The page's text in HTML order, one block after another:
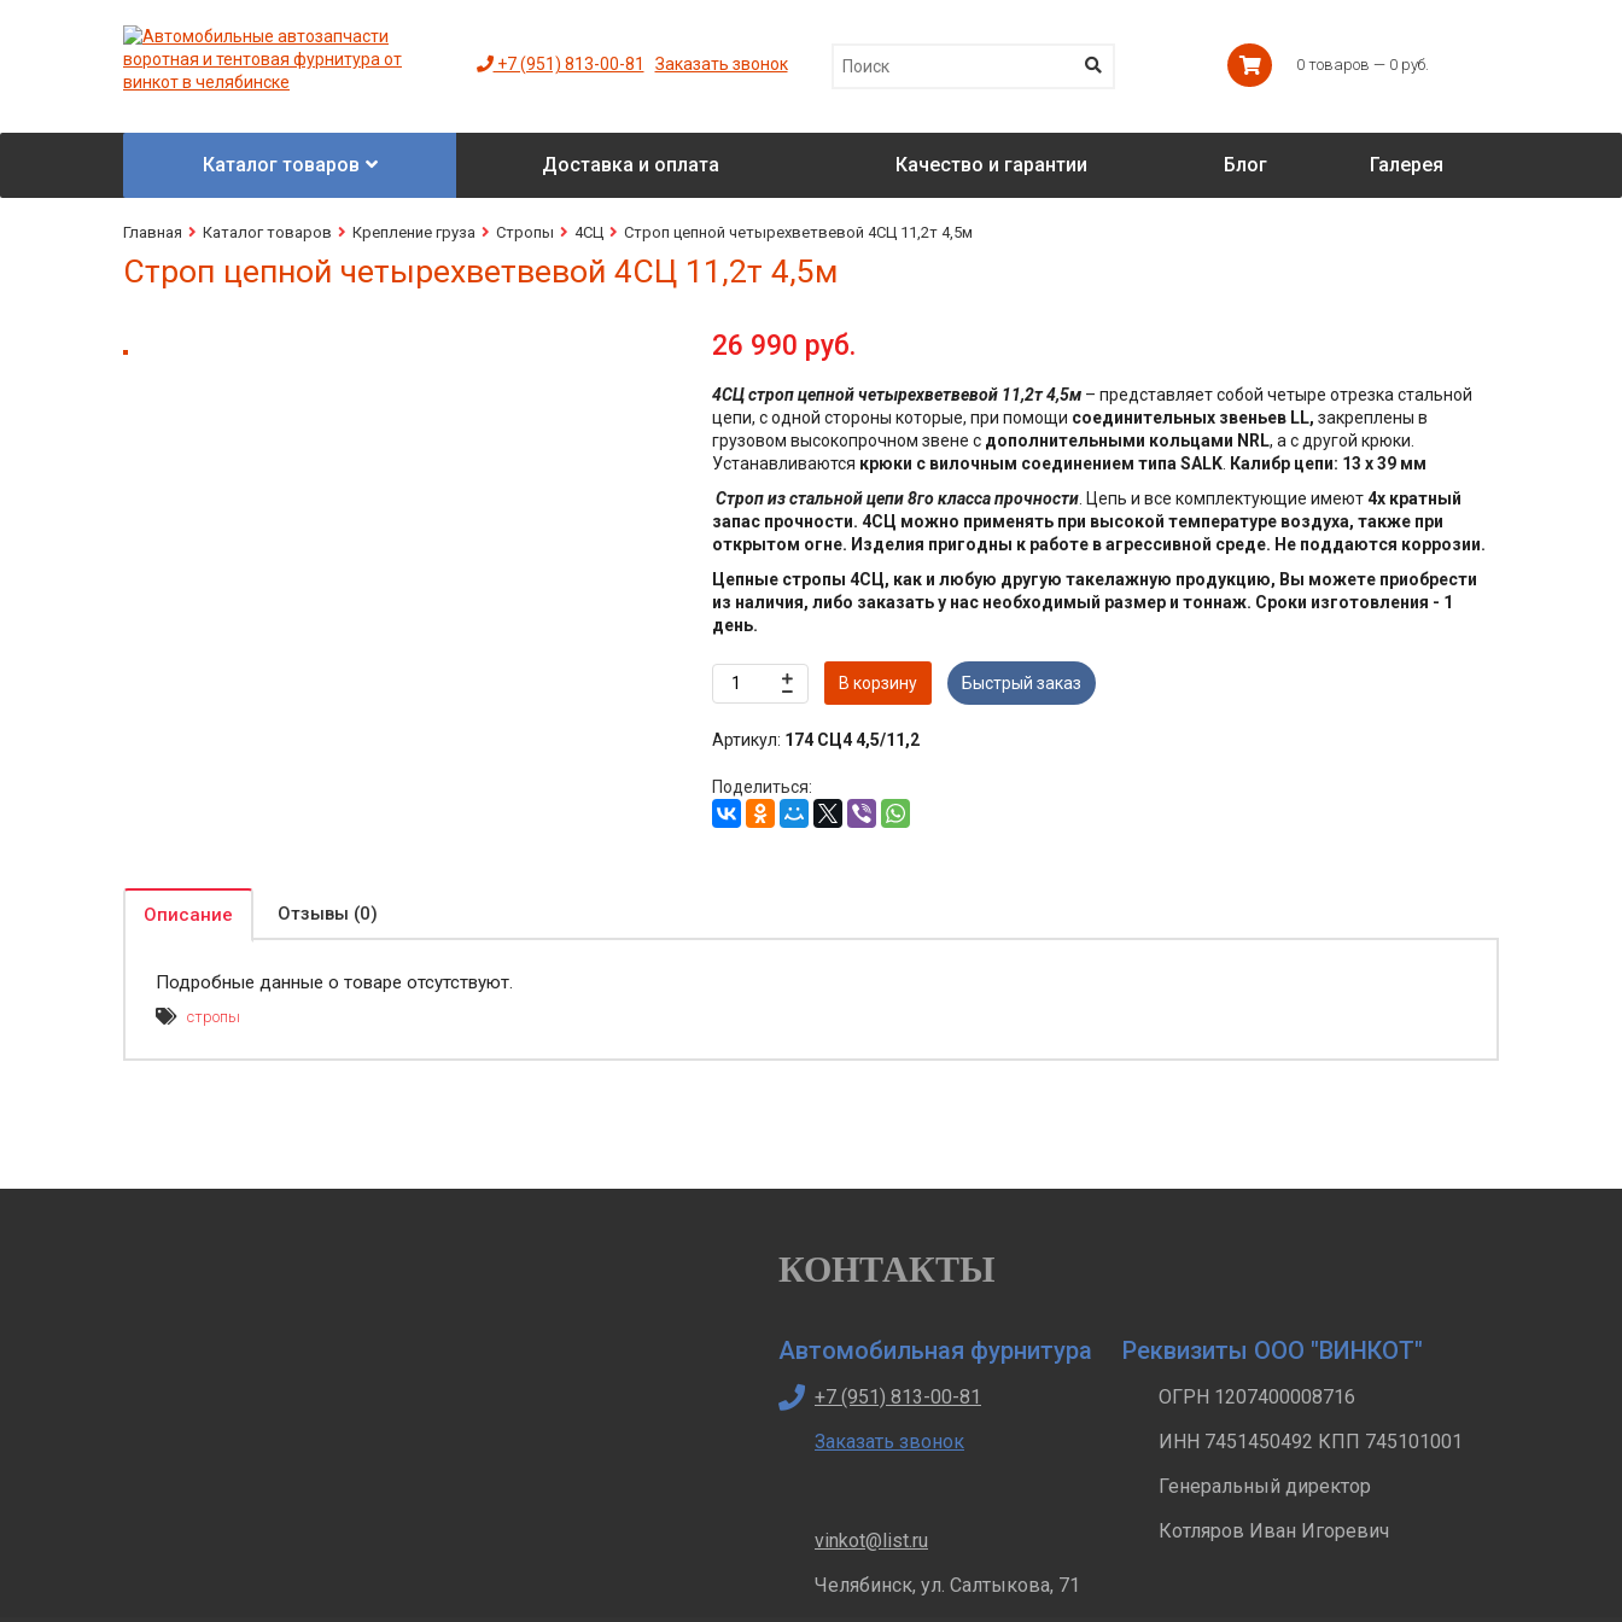
+7 (951) 813-00-81 Заказать звонок 0 товаров — 0 руб.
Каталог товаров Доставка и оплата Качество и гарантии Блог Галерея
Главная Каталог товаров Крепление груза Стропы 4СЦ Строп цепной четырехветвевой 4СЦ 11,2т 4,5м
Строп цепной четырехветвевой 4СЦ 11,2т 4,5м
26 990 руб.
4СЦ строп цепной четырехветвевой 11,2т 4,5м– представляет собой четыре отрезка стальной
цепи, с одной стороны которые, при помощи соединительных звеньев LL, закреплены в
грузовом высокопрочном звене с дополнительными кольцами NRL, а с другой крюки.
Устанавливаются крюки с вилочным соединением типа SALK. Калибр цепи: 13 х 39 мм
Строп из стальной цепи 8го класса прочности. Цепь и все комплектующие имеют4х кратный
запас прочности. 4СЦ можно применять при высокой температуре воздуха, также при
открытом огне. Изделия пригодны к работе в агрессивной среде. Не поддаются коррозии.
Цепные стропы 4СЦ, как и любую другую такелажную продукцию, Вы можете приобрести
из наличия, либо заказать у нас необходимый размер и тоннаж. Сроки изготовления - 1
день.
В корзину Быстрый заказ
Артикул: 174 СЦ4 4,5/11,2
Поделиться:
Описание Отзывы (0)
Подробные данные о товаре отсутствуют.
стропы
КОНТАКТЫ
Автомобильная фурнитура
+7 (951) 813-00-81
Заказать звонок
vinkot@list.ru
Челябинск, ул. Салтыкова, 71
Реквизиты ООО "ВИНКОТ"
ОГРН 1207400008716
ИНН 7451450492 КПП 745101001
Генеральный директор
Котляров Иван Игоревич